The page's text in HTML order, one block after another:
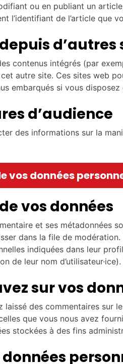
ou en publiant un
l’identifiant de l’article que
d’autres
contenus intégrés (par
autre site. Ces sites web
embarqués si vous
d’audience
des informations sur la
vos données
vos données
et ses métadonnées
dans la file de
indiquées dans leur
de leur nom
sur vos
des commentaires sur
que vous nous avez
stockées à des fins